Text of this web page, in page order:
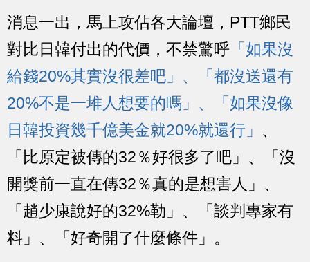
消息一出，馬上攻佔各大論壇，PTT鄉民
對比日韓付出的代價，不禁驚呼「如果沒
給錢20%其實沒很差吧」、「都沒送還有
20%不是一堆人想要的嗎」、「如果沒像
日韓投資幾千億美金就20%就還行」 、
「比原定被傳的32％好很多了吧」、「沒
開獎前一直在傳32％真的是想害人」、
「趙少康說好的32%勒」、「談判專家有
料」、「好奇開了什麼條件」。